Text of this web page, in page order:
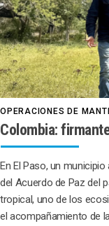
OPERACIONES DE
Colombia:
En El Paso, un
del Acuerdo de Paz del
tropical, uno de los
el acompañamiento de